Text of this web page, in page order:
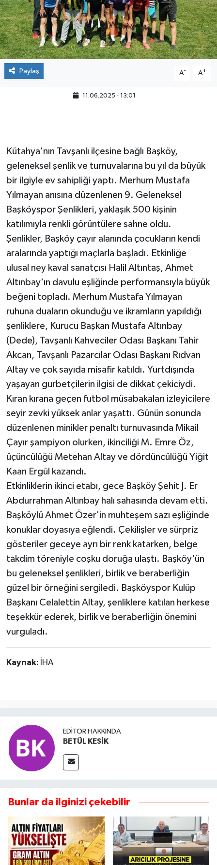
Paylaş A- A+
11.06.2025 - 13:01
Kütahya'nın Tavşanlı ilçesine bağlı Başköy,
geleneksel şenlik ve turnuvalarına bu yıl da büyük
bir ilgiyle ev sahipliği yaptı. Merhum Mustafa
Yılmayan anısına düzenlenen 9. Geleneksel
Başköyspor Şenlikleri, yaklaşık 500 kişinin
katılımıyla renkli görüntülere sahne oldu.
Şenlikler, Başköy çayır alanında çocukların kendi
aralarında yaptığı maçlarla başladı. Etkinliğe
ulusal ney kaval sanatçısı Halil Altıntaş, Ahmet
Altınbay'ın davulu eşliğinde performansıyla büyük
beğeni topladı. Merhum Mustafa Yılmayan
ruhuna duaların okunduğu ve ikramların yapıldığı
şenliklere, Kurucu Başkan Mustafa Altınbay
(Dede), Tavşanlı Kahveciler Odası Başkanı Tahir
Akcan, Tavşanlı Pazarcılar Odası Başkanı Rıdvan
Altay ve çok sayıda misafir katıldı. Yurtdışında
yaşayan gurbetçilerin ilgisi de dikkat çekiciydi.
Kıran kırana geçen futbol müsabakaları izleyicilere
seyir zevki yüksek anlar yaşattı. Günün sonunda
düzenlenen minikler penaltı turnuvasında Mikail
Çayır şampiyon olurken, ikinciliği M. Emre Öz,
üçüncülüğü Metehan Altay ve dördüncülüğü Yiğit
Kaan Ergül kazandı.
Etkinliklerin ikinci etabı, gece Başköy Şehit J. Er
Abdurrahman Altınbay halı sahasında devam etti.
Başköylü Ahmet Özer'in muhteşem sazı eşliğinde
konuklar doyasıya eğlendi. Çekilişler ve sürpriz
gösteriler geceye ayrı bir renk katarken, belge
takdim töreniyle coşku doruğa ulaştı. Başköy'ün
bu geleneksel şenlikleri, birlik ve beraberliğin
güzel bir örneğini sergiledi. Başköyspor Kulüp
Başkanı Celalettin Altay, şenliklere katılan herkese
teşekkür ederek, birlik ve beraberliğin önemini
vurguladı.
Kaynak: İHA
EDITÖR HAKKINDA
BETÜL KESİK
Bunlar da ilginizi çekebilir